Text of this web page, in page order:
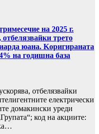
на 2025 г.
трето
юана. Kоригираната
на годишна база
отбелязвайки
електрически
домакински уреди
код на акциите: